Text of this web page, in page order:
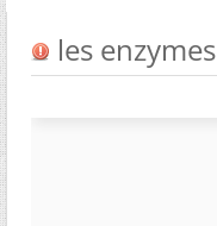
les enzymes